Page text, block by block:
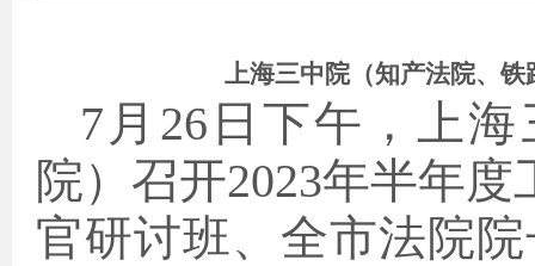
上海三中院（知产法院、
7月26日下午，上
院）召开2023年半年
官研讨班、全市法院